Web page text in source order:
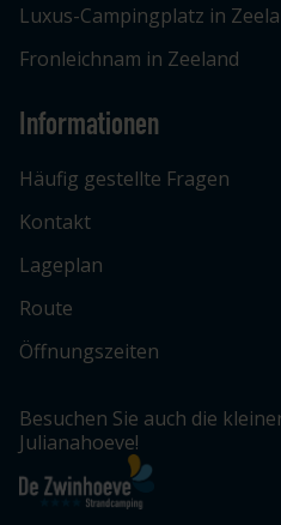
Luxus-Campingplatz in
Fronleichnam in Zeeland
Informationen
Häufig gestellte Fragen
Kontakt
Lageplan
Route
Öffnungszeiten
Besuchen Sie auch die
Julianahoeve!